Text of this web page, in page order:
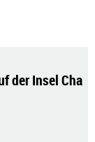
der Insel Cha